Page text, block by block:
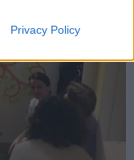
Privacy Policy